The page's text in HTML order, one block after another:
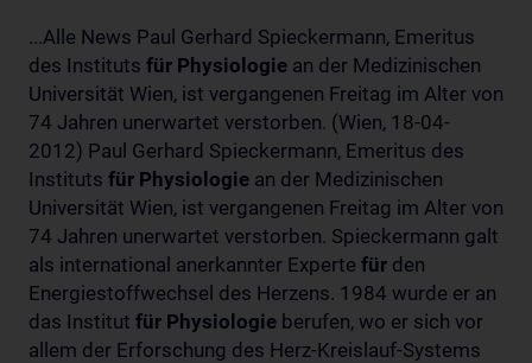
...Alle News Paul Gerhard Spieckermann, Emeritus
des Instituts für Physiologie an der Medizinischen
Universität Wien, ist vergangenen Freitag im Alter von
74 Jahren unerwartet verstorben. (Wien, 18-04-
2012) Paul Gerhard Spieckermann, Emeritus des
Instituts für Physiologie an der Medizinischen
Universität Wien, ist vergangenen Freitag im Alter von
74 Jahren unerwartet verstorben. Spieckermann galt
als international anerkannter Experte für den
Energiestoffwechsel des Herzens. 1984 wurde er an
das Institut für Physiologie berufen, wo er sich vor
allem der Erforschung des Herz-Kreislauf-Systems